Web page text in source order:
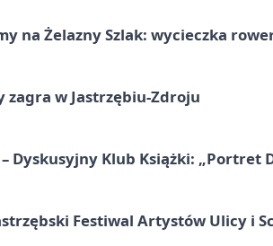
na Żelazny Szlak: wycieczka
zagra w Jastrzębiu-Zdroju
Dyskusyjny Klub Książki: „Portret
Festiwal Artystów Ulicy i